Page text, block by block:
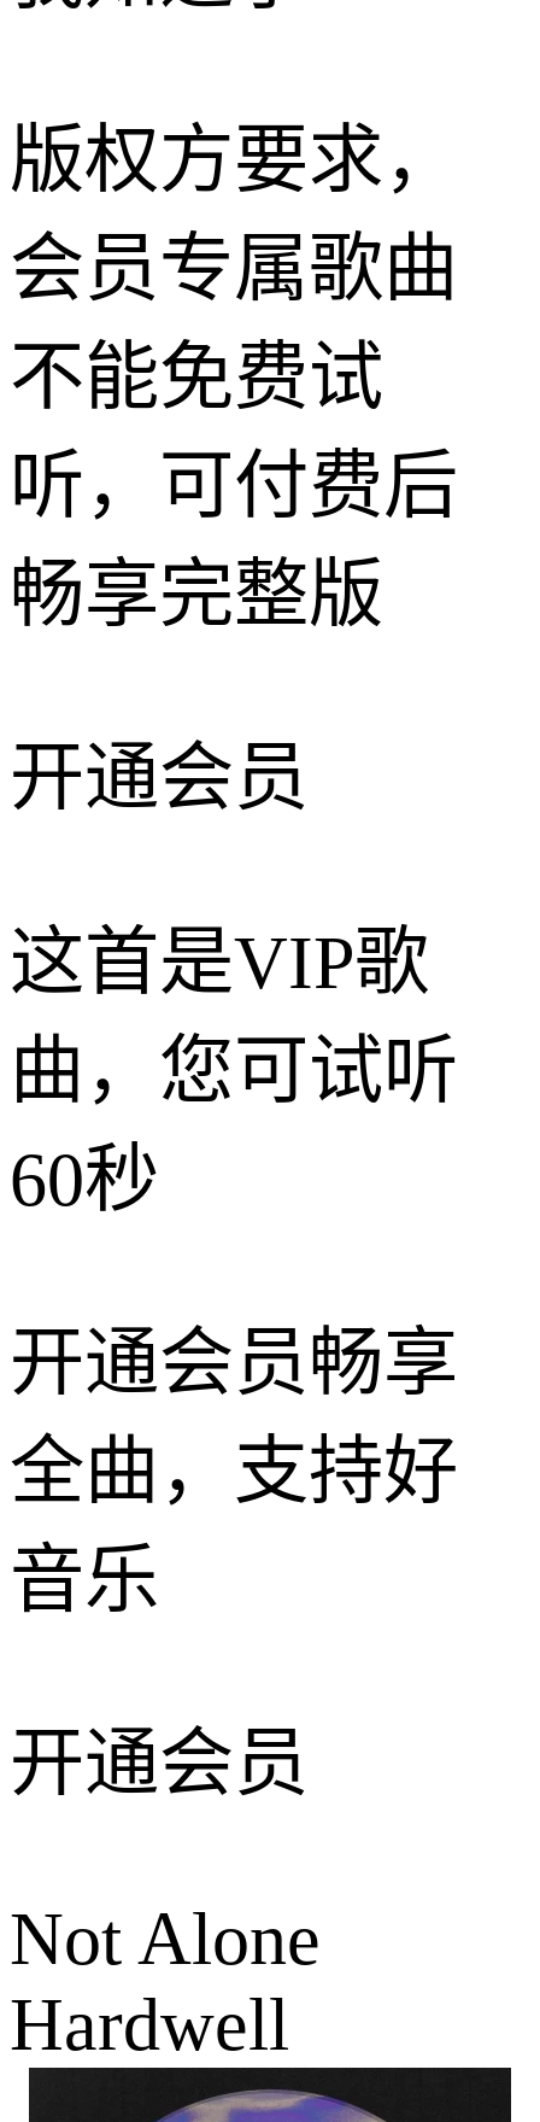
版权方要求，
会员专属歌曲
不能免费试
听，可付费后
畅享完整版
开通会员
这首是VIP歌
曲，您可试听
60秒
开通会员畅享
全曲，支持好
音乐
开通会员
Not Alone
Hardwell